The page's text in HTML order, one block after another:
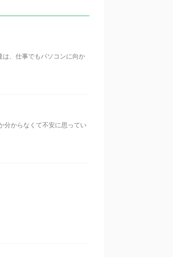
、仕事でもパソコンに向か
分からなくて不安に思ってい